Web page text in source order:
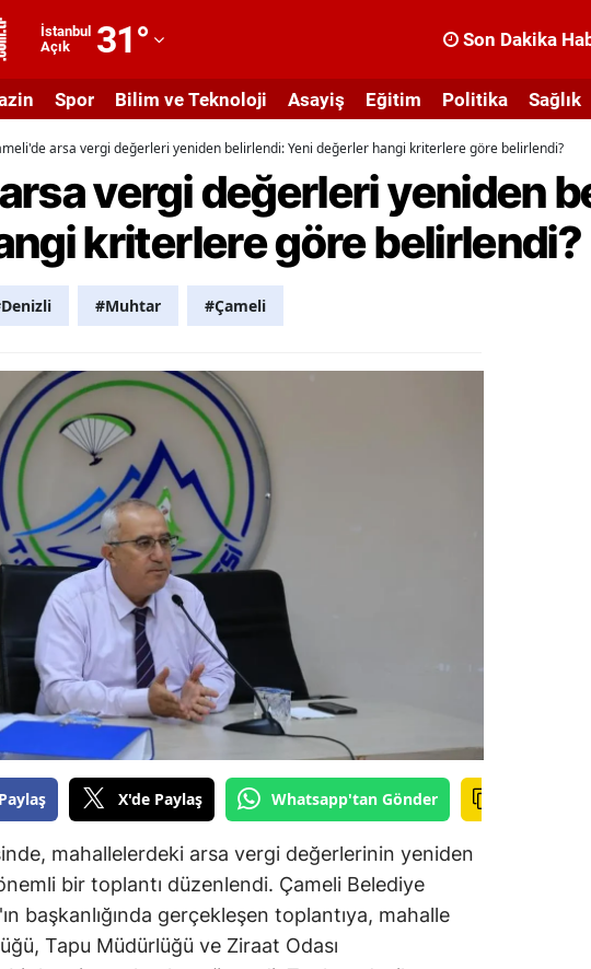
İstanbul
Açık
31°
Adıyaman
Afyonkarahisar
Ağrı
Amasya
Ankara
Artvin
Aydın
Balıkesir
Bilecik
Bingöl
Bitlis
Bolu
Burdur
Çanakkale
Çankırı
Çorum
Denizli
Diyarbakır
Son Dakika
Spor Bilim ve Teknoloji Asayiş Eğitim Politika Sağlık
arsa vergi değerleri yeniden belirlendi: Yeni değerler hangi kriterlere göre belirlendi?
vergi değerleri yeniden
kriterlere göre belirlendi?
#Muhtar #Çameli
X'de Paylaş Whatsapp'tan Gönder
mahallelerdeki arsa vergi değerlerinin yeniden
bir toplantı düzenlendi. Çameli Belediye
başkanlığında gerçekleşen toplantıya, mahalle
Tapu Müdürlüğü ve Ziraat Odası